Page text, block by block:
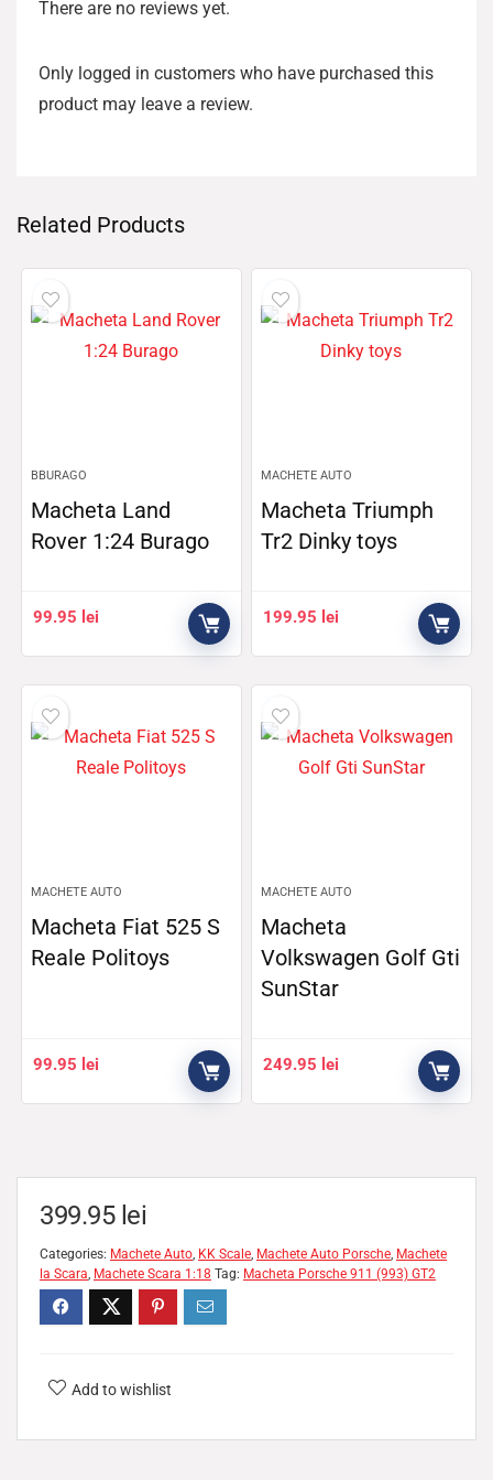
There are no reviews yet.
Only logged in customers who have purchased this
product may leave a review.
Related Products
BBURAGO
Macheta Land
Rover 1:24 Burago
99.95 lei
MACHETE AUTO
Macheta Triumph
Tr2 Dinky toys
199.95 lei
MACHETE AUTO
Macheta Fiat 525 S
Reale Politoys
99.95 lei
MACHETE AUTO
Macheta
Volkswagen Golf Gti
SunStar
249.95 lei
399.95 lei
Categories: Machete Auto, KK Scale, Machete Auto Porsche, Machete
la Scara, Machete Scara 1:18 Tag: Macheta Porsche 911 (993) GT2
Add to wishlist